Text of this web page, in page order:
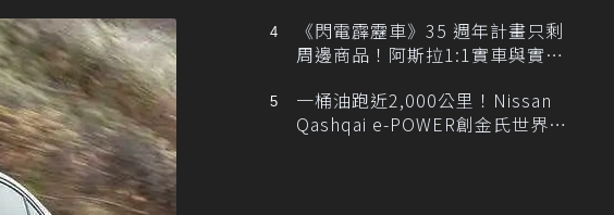
《閃電霹靂車》35 週年計畫只剩
周邊商品！阿斯拉1:1實車與實體
一桶油跑近2,000公里！Nissan
Qashqai e-POWER創金氏世界紀